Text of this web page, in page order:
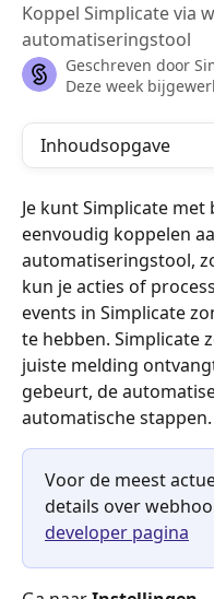
Koppel Simplicate via
automatiseringstool
Geschreven door
Deze week
Inhoudsopgave
Je kunt Simplicate
eenvoudig koppelen
automatiseringstool,
kun je acties of
events in Simplicate
te hebben. Simplicate
juiste melding
gebeurt, de
automatische stappen.
Voor de meest
details over
developer pagina